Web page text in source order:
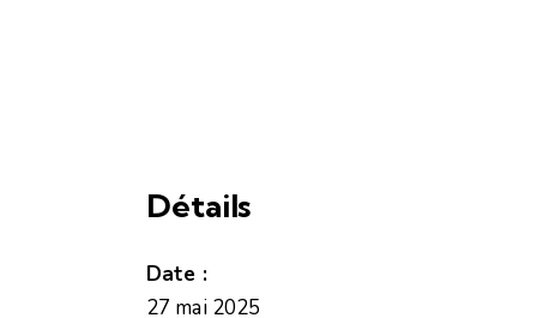
Détails
Date :
27 mai 2025